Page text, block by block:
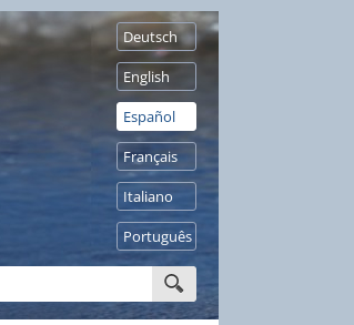
Deutsch
English
Español
Français
Italiano
Português